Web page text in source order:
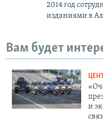
2014 год
изданиями в
Вам будет
и